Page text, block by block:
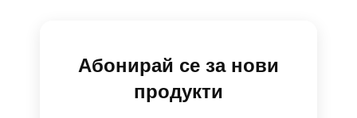
Абонирай се за нови
продукти